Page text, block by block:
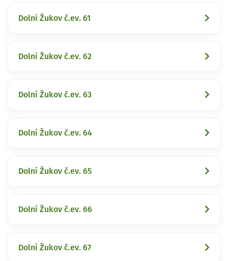
Dolní Žukov č.ev. 61
Dolní Žukov č.ev. 62
Dolní Žukov č.ev. 63
Dolní Žukov č.ev. 64
Dolní Žukov č.ev. 65
Dolní Žukov č.ev. 66
Dolní Žukov č.ev. 67